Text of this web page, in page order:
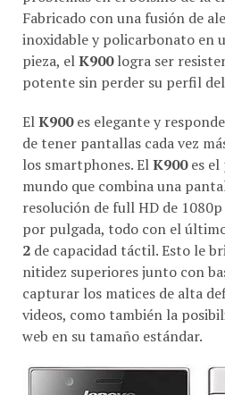
Fabricado con una fusión de
inoxidable y policarbonato en
pieza, el K900logra ser
potente sin perder su perfil
El K900es elegante y
de tener pantallas cada vez
los smartphones. El K900es el
mundo que combina una
resolución de full HD de
por pulgada, todo con el
2 de capacidad táctil. Esto le
nitidez superiores junto con
capturar los matices de alta
videos, como también la
web en su tamaño estándar.